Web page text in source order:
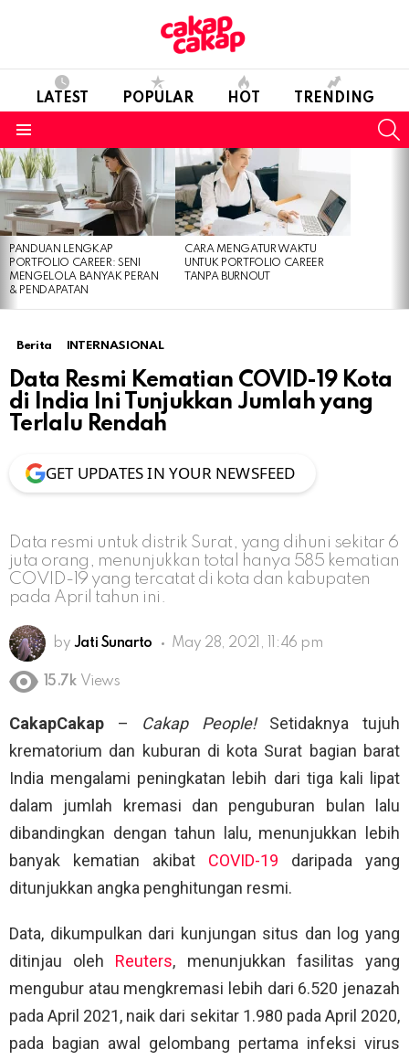
LATEST POPULAR HOT TRENDING
LATEST
STORIES
PANDUAN LENGKAP
PORTFOLIO CAREER: SENI
MENGELOLA BANYAK PERAN
& PENDAPATAN
CARA MENGATUR WAKTU
UNTUK PORTFOLIO CAREER
TANPA BURNOUT
Berita INTERNASIONAL
Data Resmi Kematian COVID-19 Kota
di India Ini Tunjukkan Jumlah yang
Terlalu Rendah
GET UPDATES IN YOUR NEWSFEED
Data resmi untuk distrik Surat, yang dihuni sekitar 6
juta orang, menunjukkan total hanya 585 kematian
COVID-19 yang tercatat di kota dan kabupaten
pada April tahun ini.
by Jati Sunarto May 28, 2021, 11:46 pm
15.7k Views
CakapCakap – Cakap People!Setidaknya tujuh
krematorium dan kuburan di kota Surat bagian barat
India mengalami peningkatan lebih dari tiga kali lipat
dalam jumlah kremasi dan penguburan bulan lalu
dibandingkan dengan tahun lalu, menunjukkan lebih
banyak kematian akibat COVID-19 daripada yang
ditunjukkan angka penghitungan resmi.
Data, dikumpulkan dari kunjungan situs dan log yang
ditinjau oleh Reuters, menunjukkan fasilitas yang
mengubur atau mengkremasi lebih dari 6.520 jenazah
pada April 2021, naik dari sekitar 1.980 pada April 2020,
pada bagian awal gelombang pertama infeksi virus